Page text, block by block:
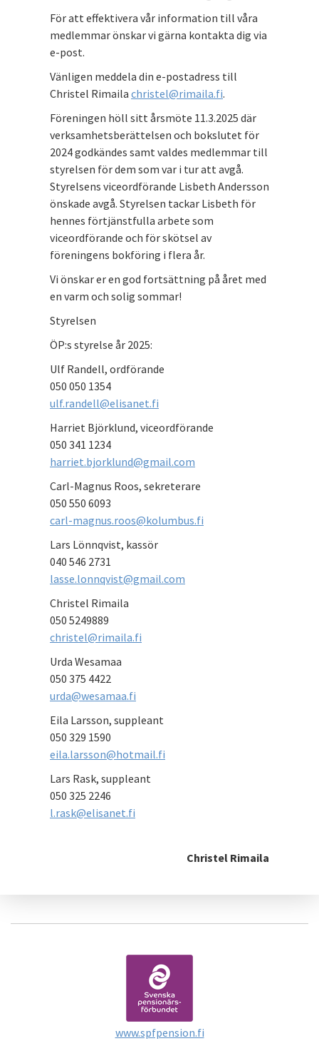
För att effektivera vår information till våra
medlemmar önskar vi gärna kontakta dig via
e-post.
Vänligen meddela din e-postadress till
Christel Rimaila christel@rimaila.fi.
Föreningen höll sitt årsmöte 11.3.2025 där
verksamhetsberättelsen och bokslutet för
2024 godkändes samt valdes medlemmar till
styrelsen för dem som var i tur att avgå.
Styrelsens viceordförande Lisbeth Andersson
önskade avgå. Styrelsen tackar Lisbeth för
hennes förtjänstfulla arbete som
viceordförande och för skötsel av
föreningens bokföring i flera år.
Vi önskar er en god fortsättning på året med
en varm och solig sommar!
Styrelsen
ÖP:s styrelse år 2025:
Ulf Randell, ordförande
050 050 1354
ulf.randell@elisanet.fi
Harriet Björklund, viceordförande
050 341 1234
harriet.bjorklund@gmail.com
Carl-Magnus Roos, sekreterare
050 550 6093
carl-magnus.roos@kolumbus.fi
Lars Lönnqvist, kassör
040 546 2731
lasse.lonnqvist@gmail.com
Christel Rimaila
050 5249889
christel@rimaila.fi
Urda Wesamaa
050 375 4422
urda@wesamaa.fi
Eila Larsson, suppleant
050 329 1590
eila.larsson@hotmail.fi
Lars Rask, suppleant
050 325 2246
l.rask@elisanet.fi
Christel Rimaila
www.spfpension.fi